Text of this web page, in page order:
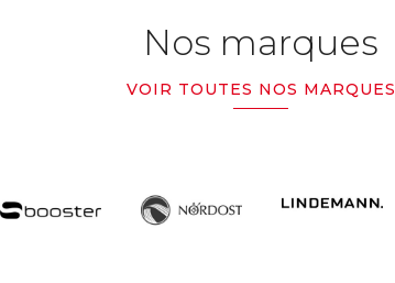
Nos marques
VOIR TOUTES NOS MARQUES